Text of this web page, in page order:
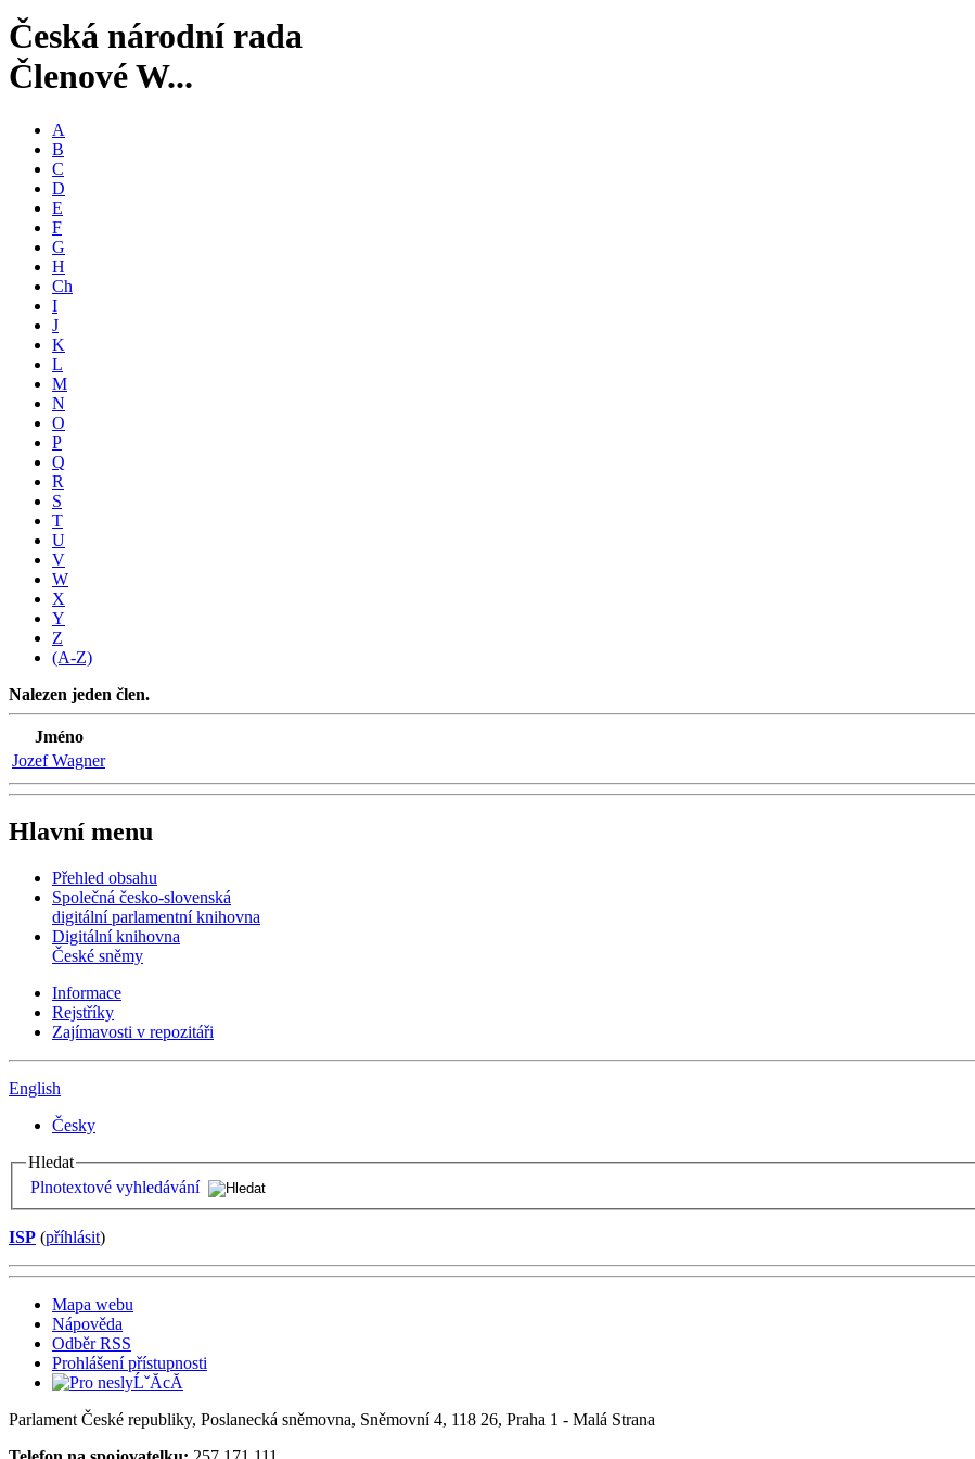
Česká národní rada
Členové W...
A
B
C
D
E
F
G
H
Ch
I
J
K
L
M
N
O
P
Q
R
S
T
U
V
W
X
Y
Z
(A-Z)
Nalezen jeden člen.
Jméno
Jozef Wagner
Hlavní menu
Přehled obsahu
Společná česko-slovenská
digitální parlamentní knihovna
Digitální knihovna
České sněmy
Informace
Rejstříky
Zajímavosti v repozitáři
English
Česky
Hledat
Plnotextové vyhledávání
ISP (příhlásit)
Mapa webu
Nápověda
Odběr RSS
Prohlášení přístupnosti
Parlament České republiky, Poslanecká sněmovna, Sněmovní 4, 118 26, Praha 1 - Malá Strana